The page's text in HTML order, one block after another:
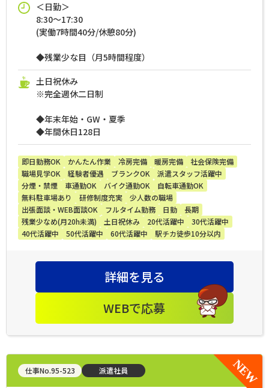
＜日勤＞
8:30～17:30
(実働7時間40分/休憩80分)
◆残業少な目（月5時間程度）
土日祝休み
※完全週休二日制
◆年末年始・GW・夏季
◆年間休日128日
即日勤務OK かんたん作業 冷房完備 暖房完備
社会保険完備
職場見学OK
経験者優遇 ブランクOK
派遣スタッフ活躍中
分煙・禁煙
車通勤OK バイク通勤OK
自転車通勤OK
無料駐車場あり
研修制度充実
少人数の職場
出張面談・WEB面談OK
フルタイム勤務 日勤
長期
残業少なめ(月20h未満)
土日祝休み 20代活躍中
30代活躍中
40代活躍中
50代活躍中 60代活躍中 駅チカ徒歩10分以内
詳細を見る
WEBで応募
仕事No.95-523 派遣社員